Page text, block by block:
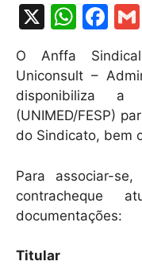
X
W
at
s
A
p
p
F
a
c
e
b
o
o
O Anffa
Uniconsult –
disponibiliza a
(UNIMED/FESP)
do Sindicato, bem
Para associar-
contracheque
documentações:
Titular